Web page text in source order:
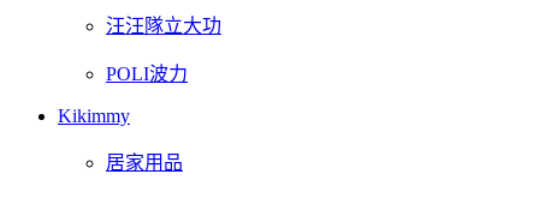
汪汪隊立大功
POLI波力
Kikimmy
居家用品